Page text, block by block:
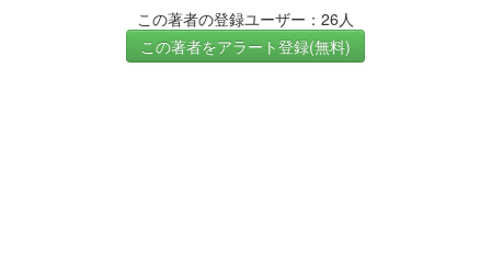
この著者の登録ユーザー：26人
この著者をアラート登録(無料)